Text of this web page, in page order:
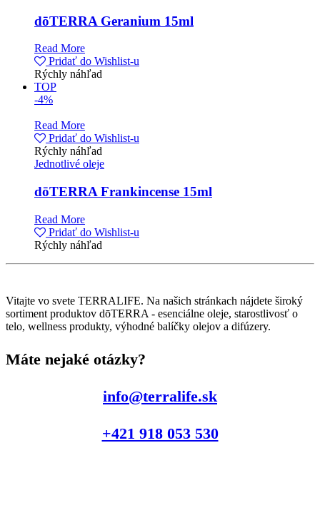
dōTERRA Geranium 15ml
Read More
Pridať do Wishlist-u
Rýchly náhľad
TOP
-4%
Read More
Pridať do Wishlist-u
Rýchly náhľad
Jednotlivé oleje
dōTERRA Frankincense 15ml
Read More
Pridať do Wishlist-u
Rýchly náhľad
Vitajte vo svete TERRALIFE. Na našich stránkach nájdete široký
sortiment produktov dōTERRA - esenciálne oleje, starostlivosť o
telo, wellness produkty, výhodné balíčky olejov a difúzery.
Máte nejaké otázky?
info@terralife.sk
+421 918 053 530